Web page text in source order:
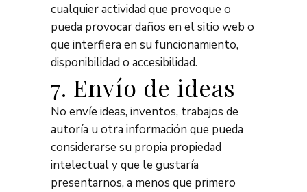
cualquier actividad que provoque o
pueda provocar daños en el sitio web o
que interfiera en su funcionamiento,
disponibilidad o accesibilidad.
7. Envío de ideas
No envíe ideas, inventos, trabajos de
autoría u otra información que pueda
considerarse su propia propiedad
intelectual y que le gustaría
presentarnos, a menos que primero